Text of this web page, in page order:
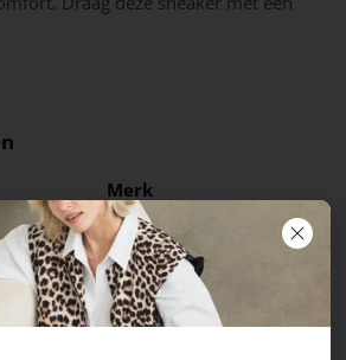
Merk
Skechers
Sluiting
Rits Veters